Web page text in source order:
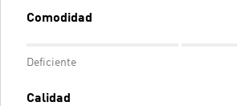
Comodidad
Deficiente
Calidad